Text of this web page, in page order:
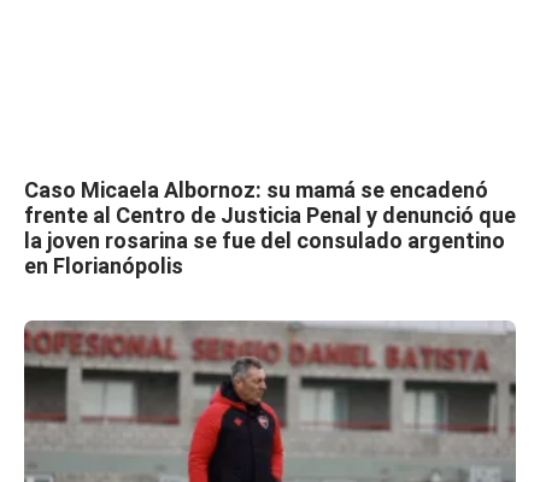
Caso Micaela Albornoz: su mamá se encadenó
frente al Centro de Justicia Penal y denunció que
la joven rosarina se fue del consulado argentino
en Florianópolis